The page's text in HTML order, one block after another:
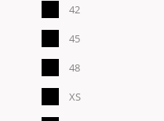
42
45
48
XS